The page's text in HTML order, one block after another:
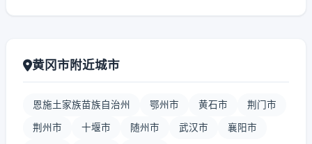
黄冈市附近城市
恩施土家族苗族自治州 鄂州市 黄石市 荆门市
荆州市 十堰市 随州市 武汉市 襄阳市